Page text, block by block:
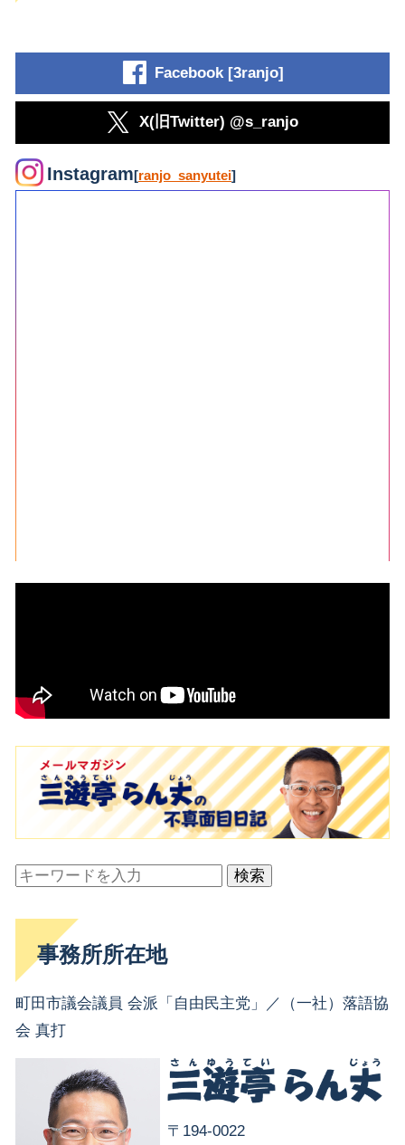
Facebook [3ranjo]
X(旧Twitter) @s_ranjo
Instagram[ranjo_sanyutei]
検索
事務所所在地
町田市議会議員 会派「自由民主党」／（一社）落語協
会 真打
〒194-0022